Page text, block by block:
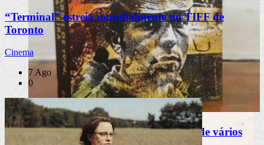
“25 de abril de 1974, quinta-feira” de vários
“Terminal” estreia mundialmente no TIFF de
Toronto
Cinema
7 Ago
0
PUB
À escuta na Rua